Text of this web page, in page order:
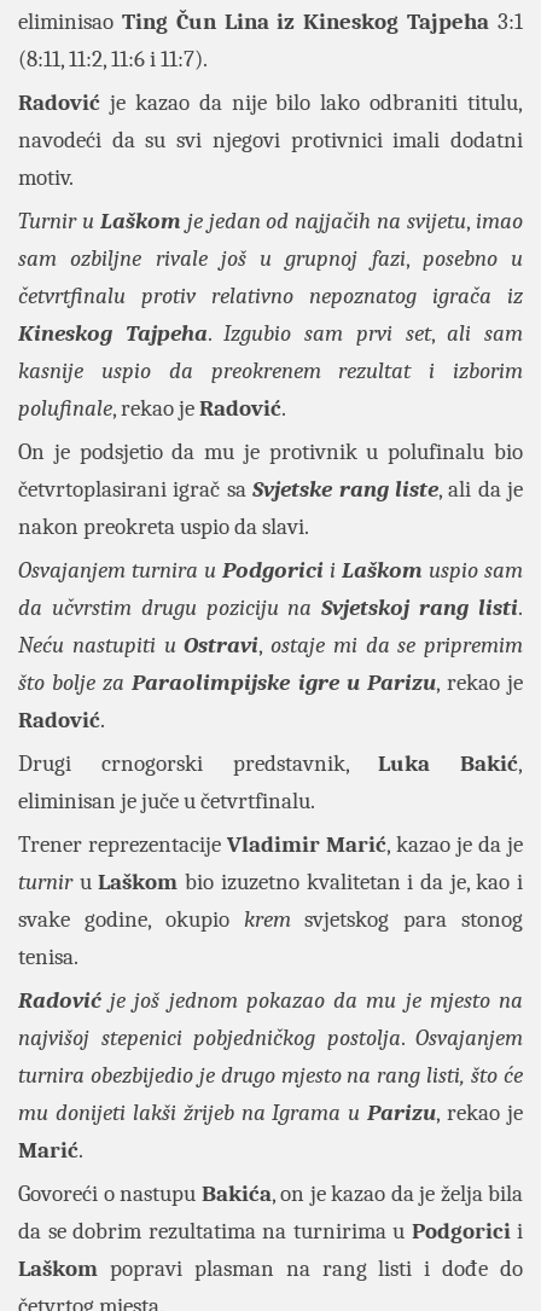
eliminisao Ting Čun Lina iz Kineskog Tajpeha 3:1
(8:11, 11:2, 11:6 i 11:7).
Radović je kazao da nije bilo lako odbraniti titulu,
navodeći da su svi njegovi protivnici imali dodatni
motiv.
Turnir u Laškom je jedan od najjačih na svijetu,imao
sam ozbiljne rivale još u grupnoj fazi, posebno u
četvrtfinalu protiv relativno nepoznatog igrača iz
Kineskog Tajpeha.Izgubio sam prvi set,ali sam
kasnije uspio da preokrenem rezultat i izborim
polufinale, rekao jeRadović.
On je podsjetio da mu je protivnik u polufinalu bio
četvrtoplasirani igrač saSvjetske rang liste, ali da je
nakon preokreta uspio da slavi.
Osvajanjem turnira u Podgorici i Laškom uspio sam
da učvrstim drugu poziciju naSvjetskoj rang listi.
Neću nastupiti uOstravi, ostaje mi da se pripremim
što bolje zaParaolimpijske igre u Parizu, rekao je
Radović.
Drugi crnogorski predstavnik,Luka Bakić,
eliminisan je juče u četvrtfinalu.
Trener reprezentacije Vladimir Marić, kazao je da je
turniruLaškom bio izuzetno kvalitetan i da je, kao i
svake godine, okupio kremsvjetskog para stonog
tenisa.
Radović je još jednom pokazao da mu je mjesto na
najvišoj stepenici pobjedničkog postolja. Osvajanjem
turnira obezbijedio je drugo mjesto na rang listi, što će
mu donijeti lakši žrijeb na Igrama uParizu, rekao je
Marić.
Govoreći o nastupu Bakića, on je kazao da je želja bila
da se dobrim rezultatima na turnirima u Podgoricii
Laškom popravi plasman na rang listi i dođe do